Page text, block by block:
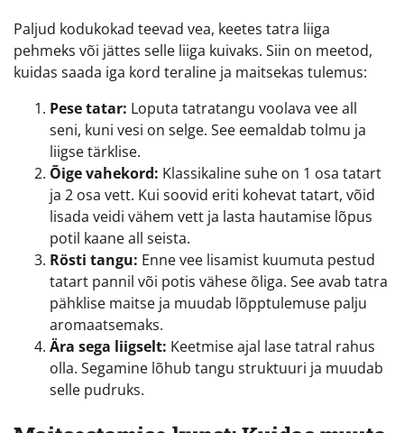
Paljud kodukokad teevad vea, keetes tatra liiga
pehmeks või jättes selle liiga kuivaks. Siin on meetod,
kuidas saada iga kord teraline ja maitsekas tulemus:
Pese tatar: Loputa tatratangu voolava vee all
seni, kuni vesi on selge. See eemaldab tolmu ja
liigse tärklise.
Õige vahekord: Klassikaline suhe on 1 osa tatart
ja 2 osa vett. Kui soovid eriti kohevat tatart, võid
lisada veidi vähem vett ja lasta hautamise lõpus
potil kaane all seista.
Rösti tangu: Enne vee lisamist kuumuta pestud
tatart pannil või potis vähese õliga. See avab tatra
pähklise maitse ja muudab lõpptulemuse palju
aromaatsemaks.
Ära sega liigselt: Keetmise ajal lase tatral rahus
olla. Segamine lõhub tangu struktuuri ja muudab
selle pudruks.